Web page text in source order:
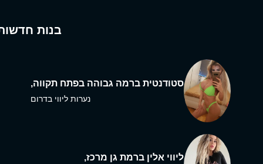
בנות
סטודנטית ברמה גבוהה בפתח תקווה,
נערות ליווי בדרום
ליווי אלין ברמת גן מרכז,